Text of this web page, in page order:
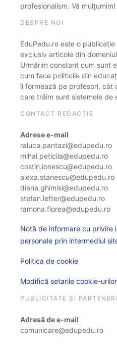
profesionalism. Vă mulțumim!
DESPRE NOI
EduPedu.ro este o
exclusiv articole din
Urmărim constant cum sunt
cum face politicile din
îi formează pe profesori, cât
care trăim sunt sistemele de
CONTACT REDACȚIE
Adrese e-mail
raluca.pantazi@edupedu.ro
mihai.peticila@edupedu.ro
costin.ionescu@edupedu.ro
alexa.stanescu@edupedu.ro
diana.ghimisi@edupedu.ro
stefan.lefter@edupedu.ro
ramona.florea@edupedu.ro
Notă de informare cu privire
personale prin intermediul
Politica de cookie
Modifică setarile cookie-urilor
PUBLICITATE ȘI
Adresă de e-mail
comunicare@edupedu.ro